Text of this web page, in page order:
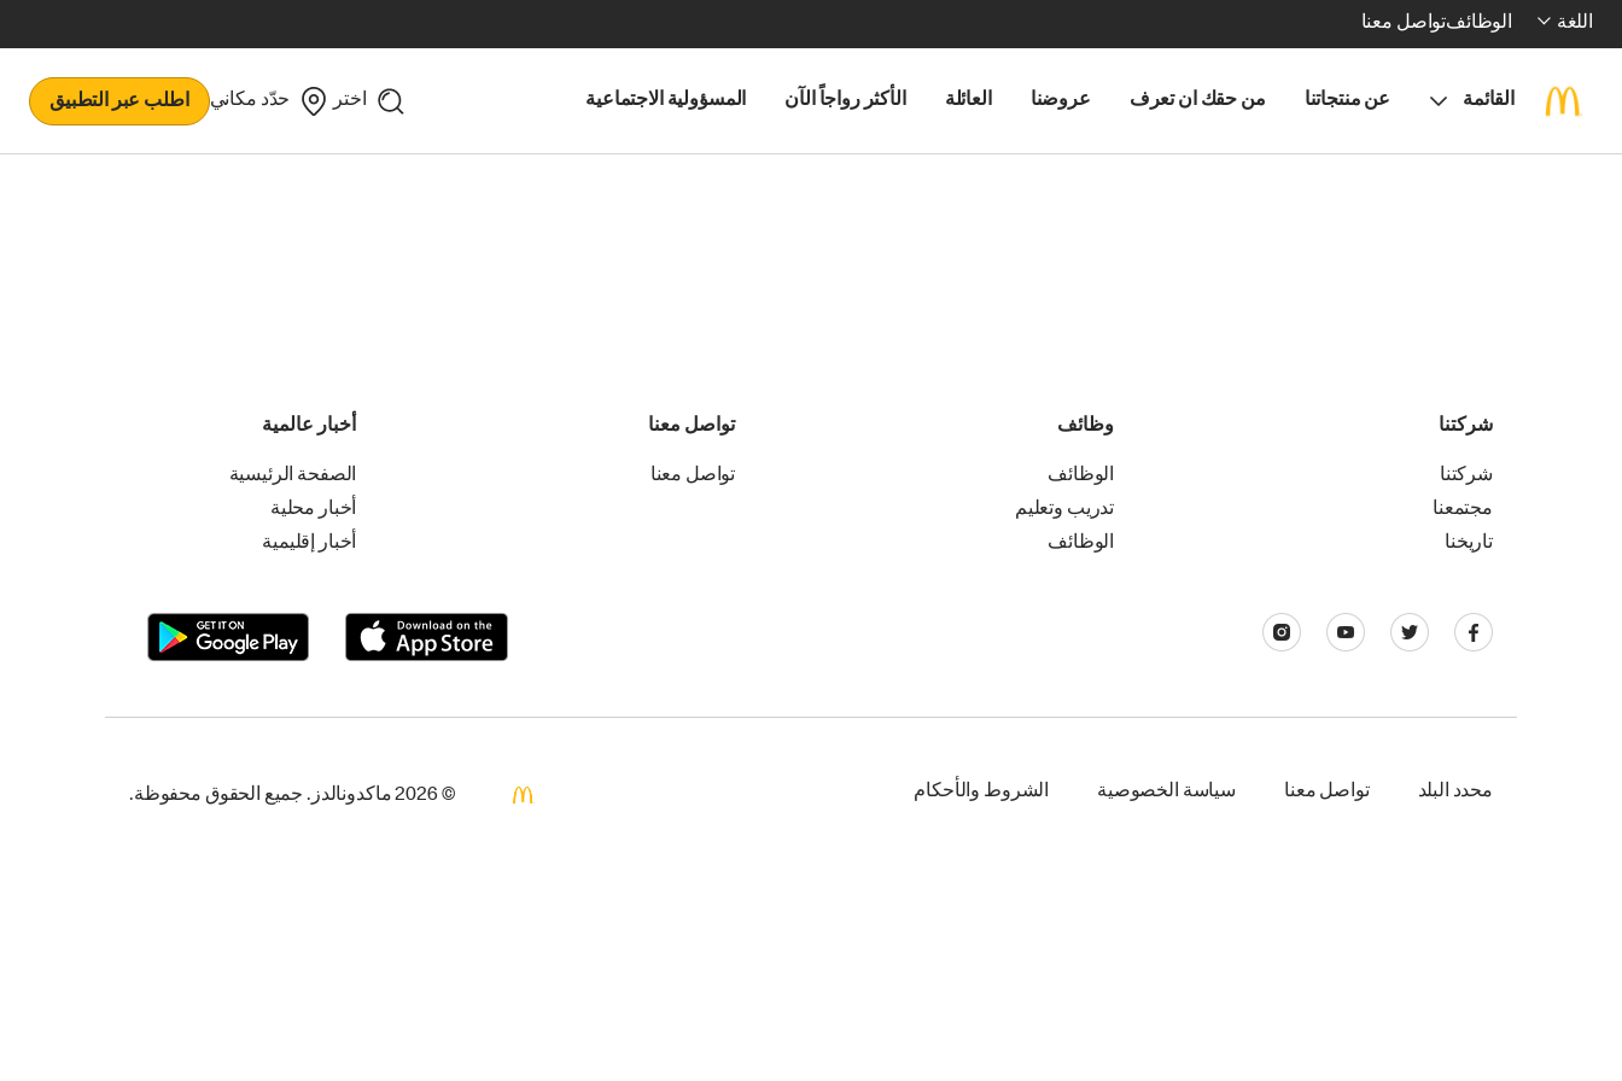
اللغة الوظائفتواصل معنا
القائمة عن منتجاتنا من حقك ان تعرف عروضنا العائلة الأكثر رواجاً الآن المسؤولية الاجتماعية اختر حدّد مكاني اطلب عبر التطبيق
شركتنا
شركتنا
مجتمعنا
تاريخنا
وظائف
الوظائف
تدريب وتعليم
الوظائف
تواصل معنا
تواصل معنا
أخبار عالمية
الصفحة الرئيسية
أخبار محلية
أخبار إقليمية
محدد البلد تواصل معنا سياسة الخصوصية الشروط والأحكام © 2026 ماكدونالدز. جميع الحقوق محفوظة.